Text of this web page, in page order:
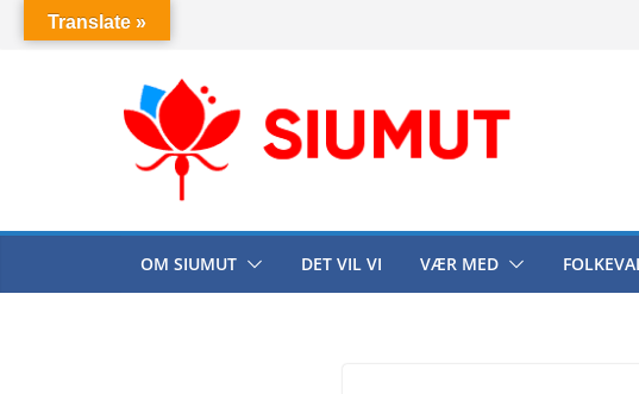
OM SIUMUT DET VIL VI VÆR MED
Translate »